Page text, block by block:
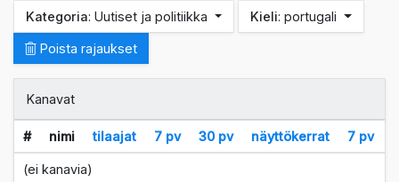
Kategoria: Uutiset ja politiikka Kieli: portugali
Poista rajaukset
Kanavat
# nimi tilaajat 7 pv 30 pv näyttökerrat 7 pv
(ei kanavia)